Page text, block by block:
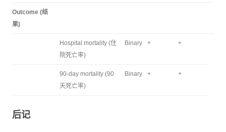
Outcome (结
果)
Hospital mortality (住
院死亡率)
Binary + +
90-day mortality (90
天死亡率)
Binary + +
后记